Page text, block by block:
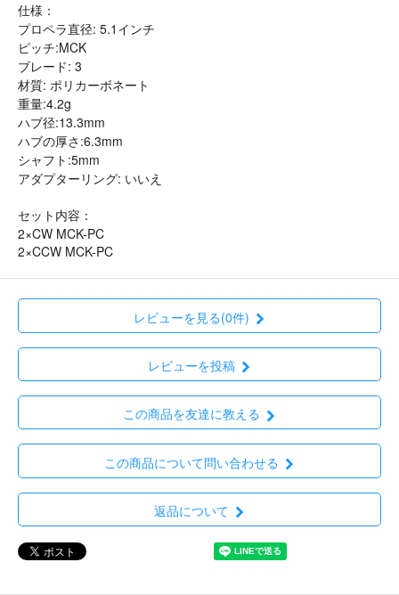
仕様：
プロペラ直径: 5.1インチ
ピッチ:MCK
ブレード: 3
材質: ポリカーボネート
重量:4.2g
ハブ径:13.3mm
ハブの厚さ:6.3mm
シャフト:5mm
アダプターリング: いいえ
セット内容：
2×CW MCK-PC
2×CCW MCK-PC
レビューを見る(0件)
レビューを投稿
この商品を友達に教える
この商品について問い合わせる
返品について